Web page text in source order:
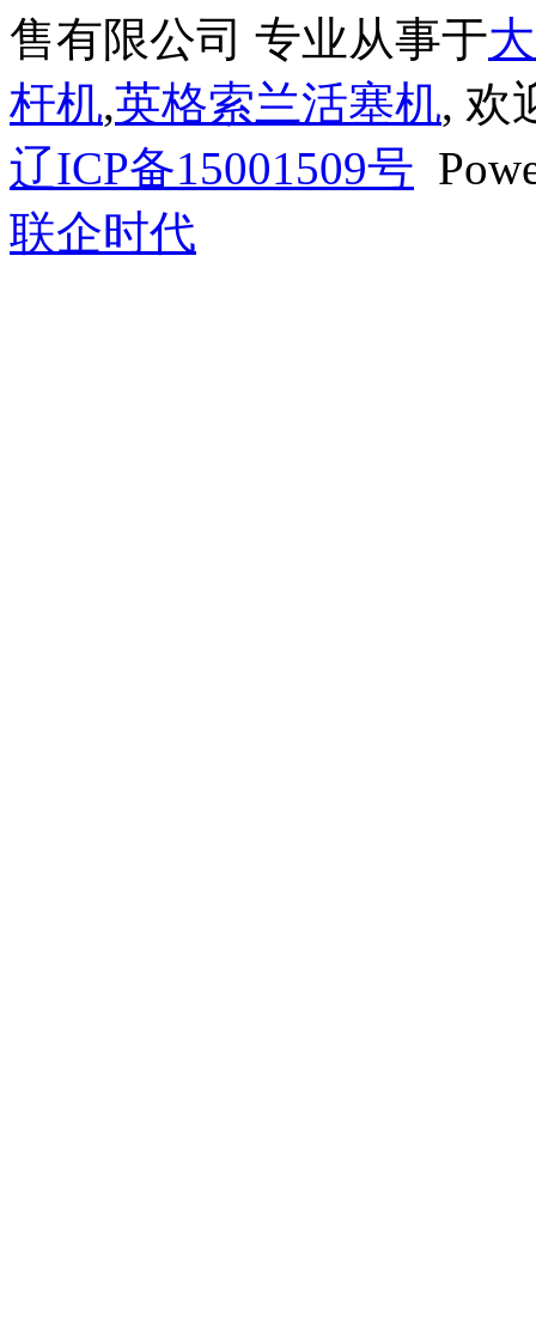
售有限公司 专业从事于
杆机,英格索兰活塞机, 欢
辽ICP备15001509号
联企时代